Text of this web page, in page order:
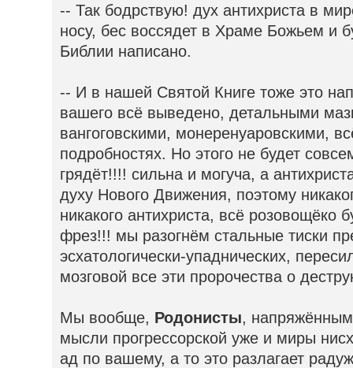
-- Так бодрствую! дух антихриста в
носу, бес воссядет в Храме Божьем и
Библии написано.
-- И в нашей Святой Книге тоже это
вашего всё выведено, детальными
вангоговскими, монеренуаровскими,
подробностях. Но этого не будет
грядёт!!!! сильна и могуча, а
духу Нового Движения, поэтому
никакого антихриста, всё розовощёко
фрез!!! мы разогнём стальные тиски
эсхатологически-упаднических,
мозговой все эти пророчества о
Мы вообще, Родонисты,
мысли прогрессорской уже и миры
ад по вашему, а то это разлагает